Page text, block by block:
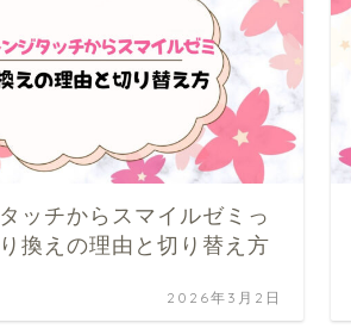
ッチからスマイルゼミっ
換えの理由と切り替え方
2026年3月2日